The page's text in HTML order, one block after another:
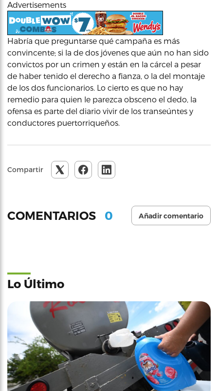
Advertisements
Habría que preguntarse qué campaña es más
convincente; si la de dos jóvenes que aún no han sido
convictos por un crimen y están en la cárcel a pesar
de haber tenido el derecho a fianza, o la del montaje
de los dos funcionarios. Lo cierto es que no hay
remedio para quien le parezca obsceno el dedo, la
ofensa es parte del diario vivir de los transeúntes y
conductores puertorriqueños.
Compartir
COMENTARIOS 0 Añadir comentario
Lo Último